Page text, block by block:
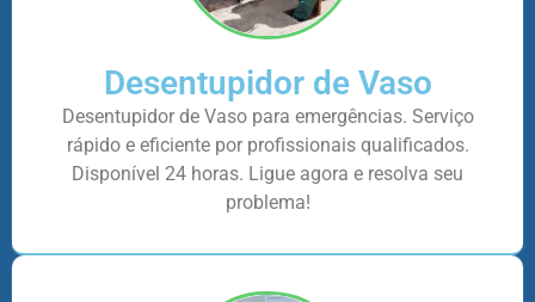
Desentupidor de Vaso
Desentupidor de Vaso para emergências. Serviço
rápido e eficiente por profissionais qualificados.
Disponível 24 horas. Ligue agora e resolva seu
problema!